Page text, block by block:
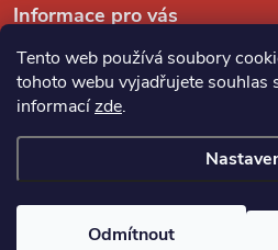
Tento web používá soubory
tohoto webu vyjadřujete souhlas
informacízde.
Odmítnout
Informace pro vás
Elektrospoj s.r.o..